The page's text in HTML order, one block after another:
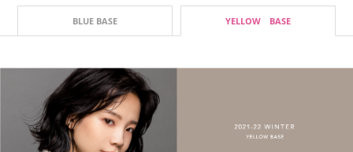
BLUE BASE YELLOW BASE